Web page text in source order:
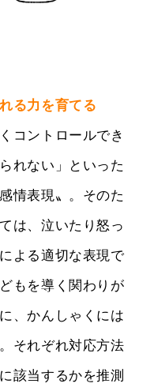
る力を育てる
コントロールでき
れない」といった
情表現〟。そのた
は、泣いたり怒っ
よる適切な表現で
もを導く関わりが
、かんしゃくには
それぞれ対応方法
該当するかを推測